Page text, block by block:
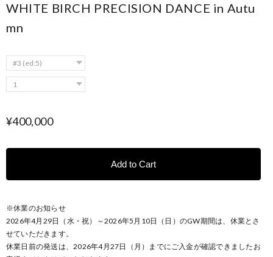
WHITE BIRCH PRECISION DANCE in Autu
mn
¥400,000
Add to Cart
※休業のお知らせ
2026年4月29日（水・祝）～2026年5月10日（日）のGW期間は、休業とさ
せていただきます。
休業日前の発送は、2026年4月27日（月）までにご入金が確認できましたお